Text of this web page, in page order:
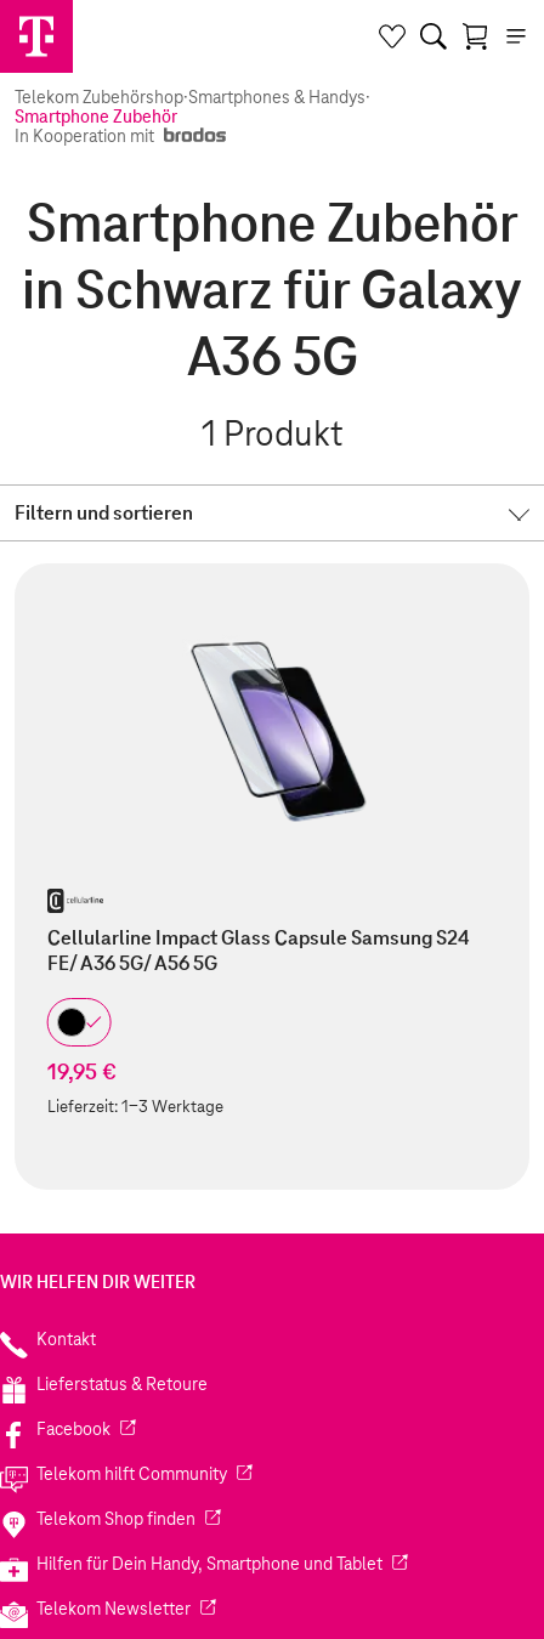
Telekom Zubehörshop·Smartphones & Handys·
Smartphone Zubehör
In Kooperation mit
Smartphone Zubehör
in Schwarz für Galaxy
A36 5G
1 Produkt
Filtern und sortieren
Cellularline Impact Glass Capsule Samsung S24
FE/ A36 5G/ A56 5G
19,95 €
Lieferzeit:1-3 Werktage
WIR HELFEN DIR WEITER
Kontakt
Lieferstatus & Retoure
Facebook(Wird in einem neuen Tab geöffnet)
Telekom hilft Community(Wird in einem neuen Tab geöffnet)
Telekom Shop finden (Wird in einem neuen Tab geöffnet)
Hilfen für Dein Handy, Smartphone und Tablet(Wird in einem
Telekom Newsletter(Wird in einem neuen Tab geöffnet)